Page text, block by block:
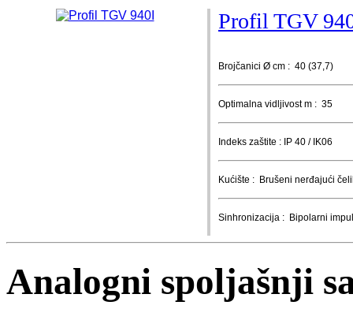
Profil TGV
Brojčanici Ø cm : 40 (37,7)
Optimalna vidljivost m : 35
Indeks zaštite : IP 40 / IK06
Kućište : Brušeni nerđajući
Sinhronizacija : Bipolarni
Analogni spoljašnji